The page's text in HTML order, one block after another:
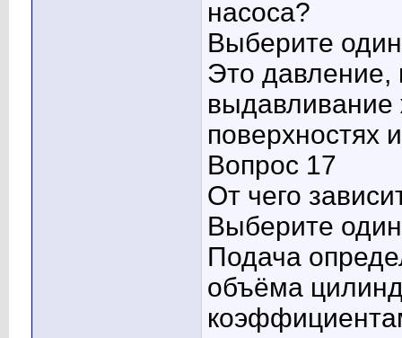
насоса?
Выберите
Это давление,
выдавливание
поверхностях
Вопрос 17
От чего
Выберите
Подача
объёма